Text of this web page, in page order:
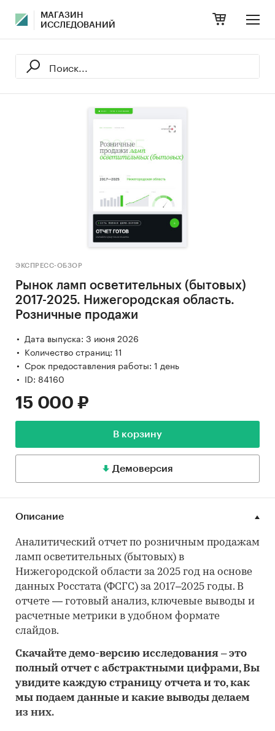
МАГАЗИН
ИССЛЕДОВАНИЙ
ЭКСПРЕСС-ОБЗОР
Рынок ламп осветительных (бытовых)
2017-2025. Нижегородская область.
Розничные продажи
Дата выпуска: 3 июня 2026
Количество страниц: 11
Срок предоставления работы: 1 день
ID: 84160
15 000 ₽
В корзину
Демоверсия
Описание
Аналитический отчет по розничным продажам
ламп осветительных (бытовых) в
Нижегородской области за 2025 год на основе
данных Росстата (ФСГС) за 2017–2025 годы. В
отчете — готовый анализ, ключевые выводы и
расчетные метрики в удобном формате
слайдов.
Скачайте демо-версию исследования – это
полный отчет с абстрактными цифрами, Вы
увидите каждую страницу отчета и то,как
мы подаем данные и какие выводы делаем
из них.